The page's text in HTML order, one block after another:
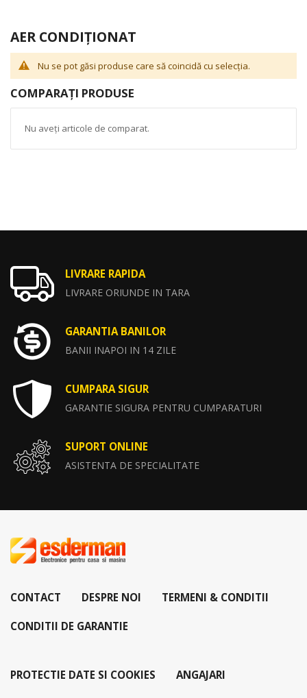
AER CONDIȚIONAT
Nu se pot găsi produse care să coincidă cu selecția.
COMPARAȚI PRODUSE
Nu aveți articole de comparat.
LIVRARE RAPIDA
LIVRARE ORIUNDE IN TARA
GARANTIA BANILOR
BANII INAPOI IN 14 ZILE
CUMPARA SIGUR
GARANTIE SIGURA PENTRU CUMPARATURI
SUPORT ONLINE
ASISTENTA DE SPECIALITATE
CONTACT DESPRE NOI TERMENI & CONDITII
CONDITII DE GARANTIE
PROTECTIE DATE SI COOKIES ANGAJARI